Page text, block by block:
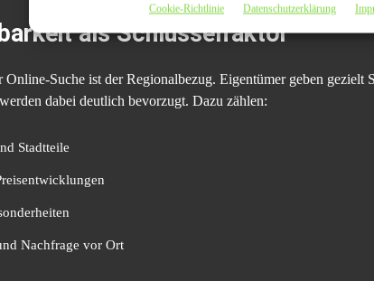
Cookie-Richtlinie Datenschutzerklärung
als Schlüsselfaktor
Online-Suche ist der Regionalbezug. Eigentümer geben
dabei deutlich bevorzugt. Dazu zählen:
Stadtteile
Nachfrage vor Ort